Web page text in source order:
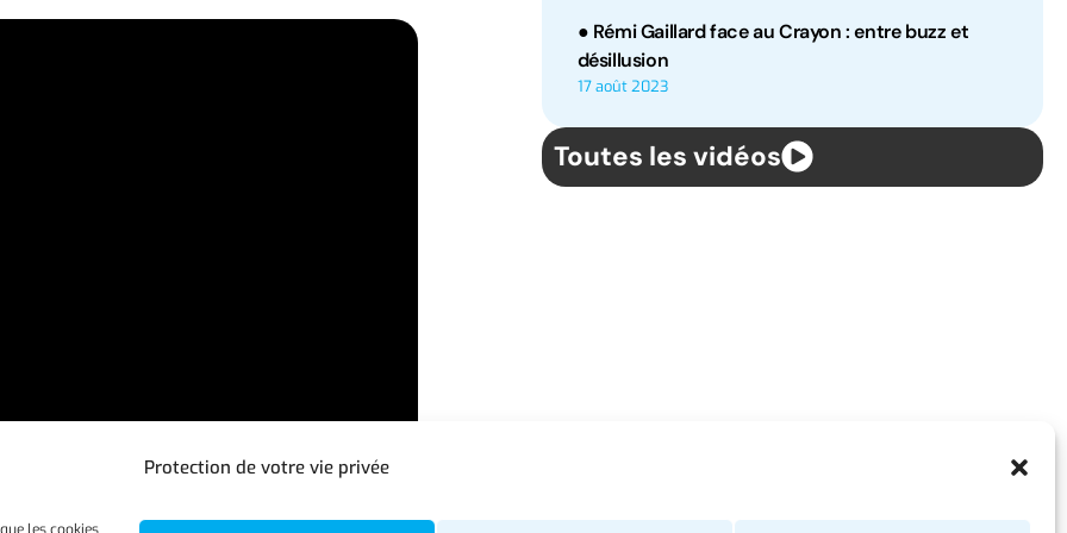
Protection de votre vie privée
● Rémi Gaillard face au Crayon : entre buzz et
désillusion
17 août 2023
Toutes les vidéos